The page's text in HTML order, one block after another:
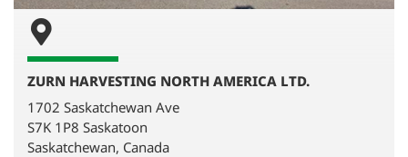
ZURN HARVESTING NORTH AMERICA LTD.
1702 Saskatchewan Ave
S7K 1P8 Saskatoon
Saskatchewan, Canada